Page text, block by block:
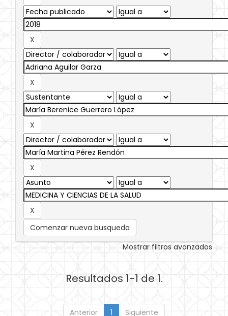
Comenzar nueva busqueda
Mostrar filtros avanzados
Resultados 1-1 de 1.
Anterior 1 Siguiente